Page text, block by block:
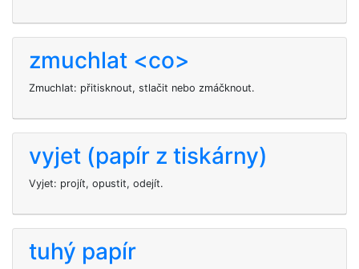
zmuchlat <co>
Zmuchlat: přitisknout, stlačit nebo zmáčknout.
vyjet (papír z tiskárny)
Vyjet: projít, opustit, odejít.
tuhý papír